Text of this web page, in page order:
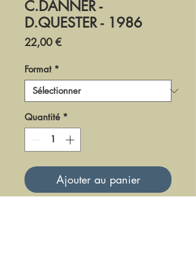
C.DANNER -
D.QUESTER - 1986
22,00 €Prix
Format *
Quantité *
Ajouter au panier